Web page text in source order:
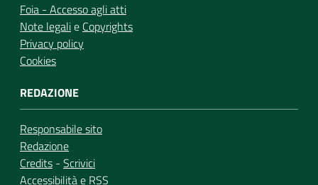
Foia - Accesso agli atti
Note legalie Copyrights
Privacy policy
Cookies
REDAZIONE
Responsabile sito
Redazione
Credits - Scrivici
Accessibilitàe RSS